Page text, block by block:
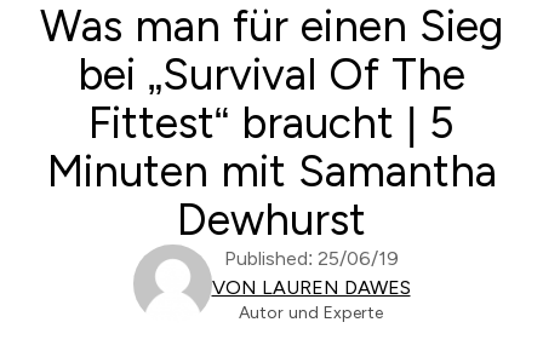
Was man für einen Sieg
bei „Survival Of The
Fittest“ braucht | 5
Minuten mit Samantha
Dewhurst
Published: 25/06/19
VON LAUREN DAWES
Autor und Experte